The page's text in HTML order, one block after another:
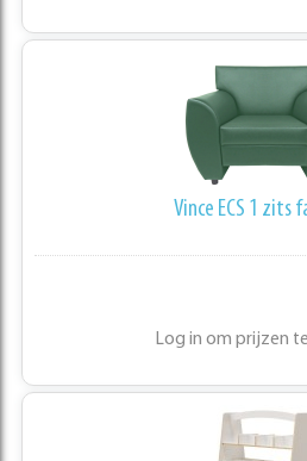
Vince ECS 1 zits
Log in om prijzen